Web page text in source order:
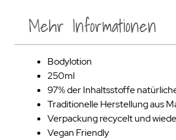
Mehr Informationen
Bodylotion
250ml
97% der Inhaltsstoffe
Traditionelle Herstellung aus
Verpackung recycelt und
Vegan Friendly